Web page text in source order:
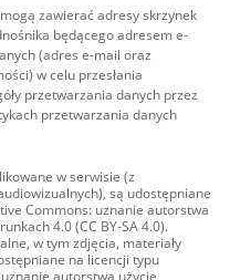
zawierać adresy skrzynek
będącego adresem e-
(adres e-mail oraz
w celu przesłania
przetwarzania danych przez
przetwarzania danych
w serwisie (z
są udostępniane
Commons: uznanie autorstwa
4.0 (CC BY-SA 4.0).
w tym zdjęcia, materiały
na licencji typu
autorstwa użycie